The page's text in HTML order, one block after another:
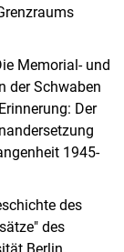
Memorial- und
der Schwaben
Der
1945-
des
des